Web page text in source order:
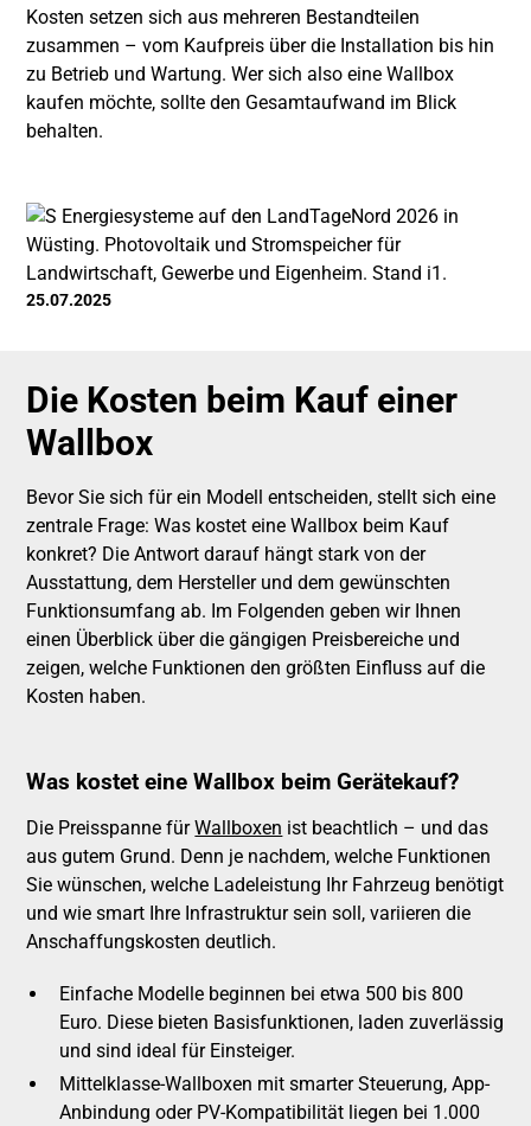
Kosten setzen sich aus mehreren Bestandteilen
zusammen – vom Kaufpreis über die Installation bis hin
zu Betrieb und Wartung. Wer sich also eine Wallbox
kaufen möchte, sollte den Gesamtaufwand im Blick
behalten.
25.07.2025
Die Kosten beim Kauf einer
Wallbox
Bevor Sie sich für ein Modell entscheiden, stellt sich eine
zentrale Frage: Was kostet eine Wallbox beim Kauf
konkret? Die Antwort darauf hängt stark von der
Ausstattung, dem Hersteller und dem gewünschten
Funktionsumfang ab. Im Folgenden geben wir Ihnen
einen Überblick über die gängigen Preisbereiche und
zeigen, welche Funktionen den größten Einfluss auf die
Kosten haben.
Was kostet eine Wallbox beim Gerätekauf?
Die Preisspanne fürWallboxen ist beachtlich – und das
aus gutem Grund. Denn je nachdem, welche Funktionen
Sie wünschen, welche Ladeleistung Ihr Fahrzeug benötigt
und wie smart Ihre Infrastruktur sein soll, variieren die
Anschaffungskosten deutlich.
Einfache Modelle beginnen bei etwa 500 bis 800
Euro. Diese bieten Basisfunktionen, laden zuverlässig
und sind ideal für Einsteiger.
Mittelklasse-Wallboxen mit smarter Steuerung, App-
Anbindung oder PV-Kompatibilität liegen bei 1.000